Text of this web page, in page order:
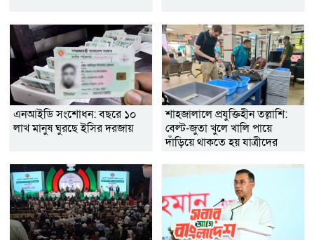
এনআইডি সংশোধন: বছরে ১০
লাখ মানুষ ঘুরছে ইসির দরজায়
শাহজালালে প্রযুক্তিহীন তল্লাশি:
বেল্ট-জুতা খুলে খালি পায়ে
দাঁড়িয়ে থাকতে হয় যাত্রীদের